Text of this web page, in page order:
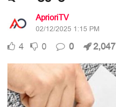
AprioriTV
02/12/2025 1:15 PM
4 0 0 2,047